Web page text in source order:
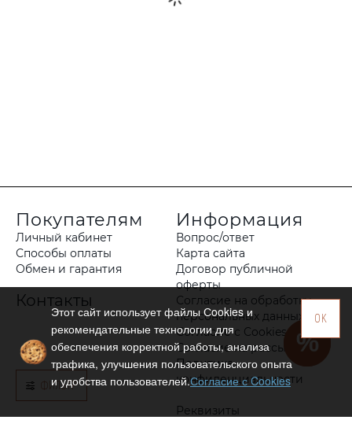
Покупателям
Личный кабинет
Способы оплаты
Обмен и гарантия
Контакты
Информация
Вопрос/ответ
Карта сайта
Договор публичной
оферты
Согласие на обработку
персональных данных
Согласие с Cookies
Согласие на рассылку
Политика
конфиденциальности
Реквизиты
OK
Этот сайт использует файлы Сookies и
рекомендательные технологии для
обеспечения корректной работы, анализа
трафика, улучшения пользовательского опыта
и удобства пользователей.Согласие с Cookies
ФИЛЬТР